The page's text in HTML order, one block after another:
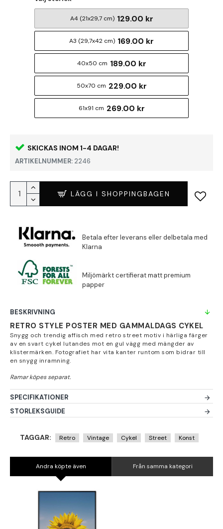
SKICKAS INOM 1-4 DAGAR!
ARTIKELNUMMER: 2246
A4 (21x29,7 cm) 129.00 kr
A3 (29,7x42 cm) 169.00 kr
40x50 cm 189.00 kr
50x70 cm 229.00 kr
61x91 cm 269.00 kr
LÄGG I SHOPPINGBAGEN
BESKRIVNING
RETRO STYLE POSTER MED GAMMALDAGS CYKEL
Snygg och trendig affisch med retro street motiv i härliga färger
av en svart cykel lutandes mot en gul vägg med mängder av
klistermärken. Fotografiet har vita kanter runtom som bidrar till
en snygg inramning.
SPECIFIKATIONER
STORLEKSGUIDE
TAGGAR: Retro Vintage Cykel Street Konst
Andra köpte även Från samma kategori